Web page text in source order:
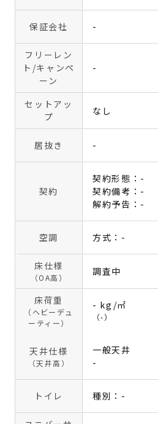
保証会社 -
フリーレン
ト /キャンペ
ーン
-
セットアッ
プ
なし
居抜き -
契約
契約形態：-
契約備考：-
解約予告：-
空調 方式：-
床仕様
（OA高）
調査中
床荷重
（ヘビーデュ
ーティー）
- kg/㎡
（-）
天井仕様
（天井高）
一般天井
-
トイレ 種別：-